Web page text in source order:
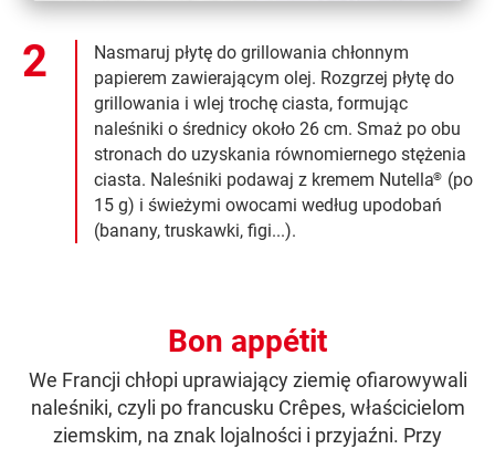
Nasmaruj płytę do grillowania chłonnym
papierem zawierającym olej. Rozgrzej płytę do
grillowania i wlej trochę ciasta, formując
naleśniki o średnicy około 26 cm. Smaż po obu
stronach do uzyskania równomiernego stężenia
ciasta. Naleśniki podawaj z kremem Nutella® (po
15 g) i świeżymi owocami według upodobań
(banany, truskawki, figi...).
Bon appétit
We Francji chłopi uprawiający ziemię ofiarowywali
naleśniki, czyli po francusku Crêpes, właścicielom
ziemskim, na znak lojalności i przyjaźni. Przy